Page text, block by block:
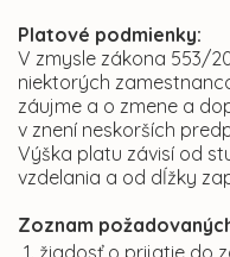
Platové podmienky:
V zmysle zákona 553/
niektorých
záujme a o zmene a
v znení neskorších
Výška platu závisí od
vzdelania a od dĺžky
Zoznam